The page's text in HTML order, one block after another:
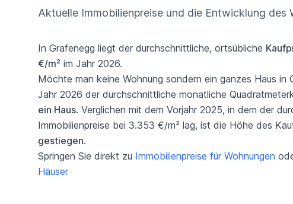
Aktuelle Immobilienpreise und die Entwicklung des
In Grafenegg liegt der durchschnittliche, ortsübliche
€/m² im Jahr 2026.
Möchte man keine Wohnung sondern ein ganzes Haus in
Jahr 2026 der durchschnittliche monatliche
ein Haus. Verglichen mit dem Vorjahr 2025, in dem der
Immobilienpreise bei 3.353 €/m² lag, ist die Höhe des
gestiegen.
Springen Sie direkt zu Immobilienpreise für Wohnungen
Häuser